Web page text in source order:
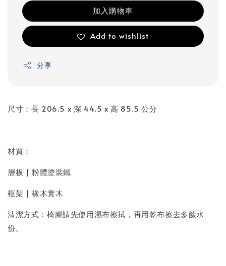
加入購物車
Add to wishlist
分享
尺寸：長 206.5 x 深 44.5 x 高 85.5 公分
材質：
層板 | 粉體塗裝鐵
框架 | 橡木實木
清潔方式：椅腳請先使用濕布擦拭，再用乾布擦去多餘水
份。